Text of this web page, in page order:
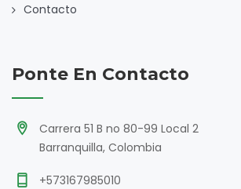
Contacto
Ponte En Contacto
Carrera 51 B no 80-99 Local 2
Barranquilla, Colombia
+573167985010